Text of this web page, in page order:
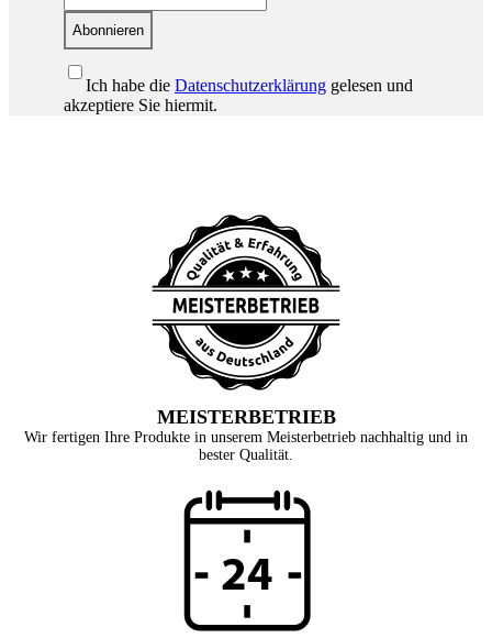
Abonnieren
Ich habe die Datenschutzerklärung gelesen und
akzeptiere Sie hiermit.
MEISTERBETRIEB
Wir fertigen Ihre Produkte in unserem Meisterbetrieb nachhaltig und in
bester Qualität.